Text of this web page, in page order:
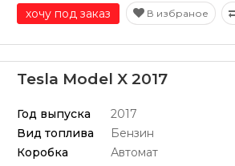
хочу под заказ В избраное
Tesla Model X 2017
Год выпуска
2017
Вид топлива
Бензин
Коробка
Автомат